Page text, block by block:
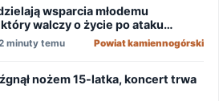
wsparcia młodemu
walczy o życie po ataku
minuty temu Powiat kamiennogórski
nożem 15-latka, koncert trwa